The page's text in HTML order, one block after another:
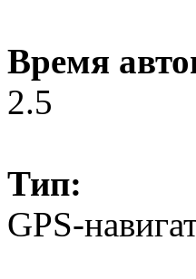
Время
2.5
Тип:
GPS-